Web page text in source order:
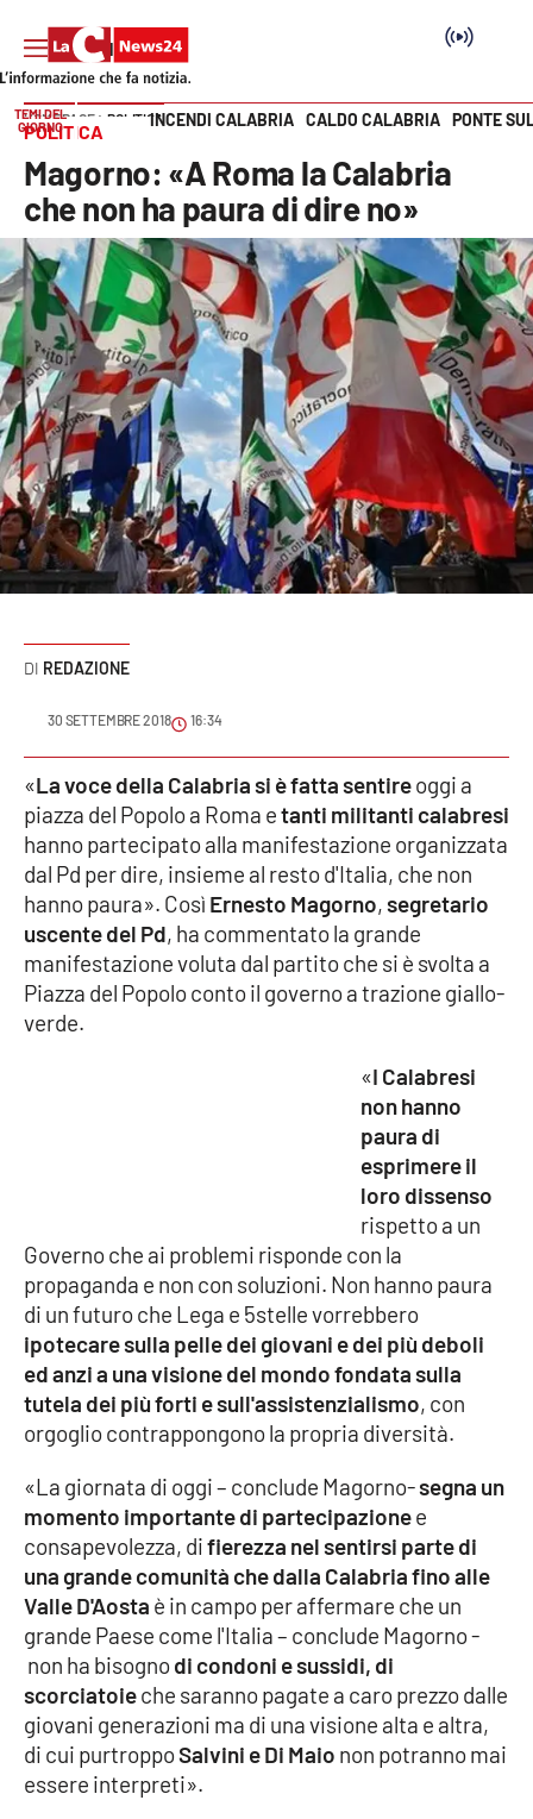
SEZIONI
Cronaca
Politica
Attualità
Economia e lavoro
Italia Mondo
Sanità
Cultura
Podcast
Meteo
Editoriali
VIDEO
Ambiente
Sanità
Società
Sport
RUBRICHE
Good Morning Vietnam
Parchi Marini Calabria
Leggendo Alvaro insieme
Imprese Di Calabria
Le perfidie di Antonella Grippo
Vai
TEMI DEL
GIORNO
INCENDI CALABRIA CALDO CALABRIA PONTE
HOME PAGE POLITICA
POLITICA
Magorno: «A Roma la Calabria
che non ha paura di dire no»
REDAZIONE
30 SETTEMBRE 2018 16:34
«La voce della Calabria si è fatta sentireoggi a
piazza del Popolo a Roma etanti militanti calabresi
hanno partecipato alla manifestazione organizzata
dal Pd per dire, insieme al resto d'Italia, che non
hanno paura». Così Ernesto Magorno,segretario
uscente del Pd, ha commentato la grande
manifestazione voluta dal partito che si è svolta a
Piazza del Popolo conto il governo a trazione giallo-
verde.
«I Calabresi
non hanno
paura di
esprimere il
loro dissenso
rispetto a un
Governo che ai problemi risponde con la
propaganda e non con soluzioni. Non hanno paura
di un futuro che Lega e 5stelle vorrebbero
ipotecare sulla pelle dei giovani e dei più deboli
ed anzi a una visione del mondo fondata sulla
tutela dei più forti e sull'assistenzialismo, con
orgoglio contrappongono la propria diversità.
«La giornata di oggi – conclude Magorno-segna un
momento importante di partecipazionee
consapevolezza, difierezza nel sentirsi parte di
una grande comunità che dalla Calabria fino alle
Valle D'Aosta è in campo per affermare che un
grande Paese come l'Italia – conclude Magorno -
non ha bisognodi condoni e sussidi, di
scorciatoieche saranno pagate a caro prezzo dalle
giovani generazioni ma di una visione alta e altra,
di cui purtroppoSalvini e Di Maio non potranno mai
essere interpreti».